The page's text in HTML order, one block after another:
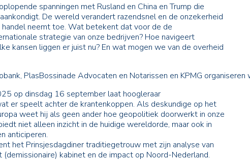
spanningen met Rusland en China en Trump die
De wereld verandert razendsnel en de onzekerheid
neemt toe. Wat betekent dat voor de de
strategie van onze bedrijven? Hoe navigeert
kansen liggen er juist nu? En wat mogen we van de overheid
PlasBossinade Advocaten en Notarissen en KPMG
op dinsdag 16 september laat hoogleraar
er speelt achter de krantenkoppen. Als deskundige op het
weet hij als geen ander hoe geopolitiek doorwerkt in onze
niet alleen inzicht in de huidige wereldorde, maar ook in
anticiperen.
het Prinsjesdagdiner traditiegetrouw met zijn analyse van
(demissionaire) kabinet en de impact op Noord-Nederland.